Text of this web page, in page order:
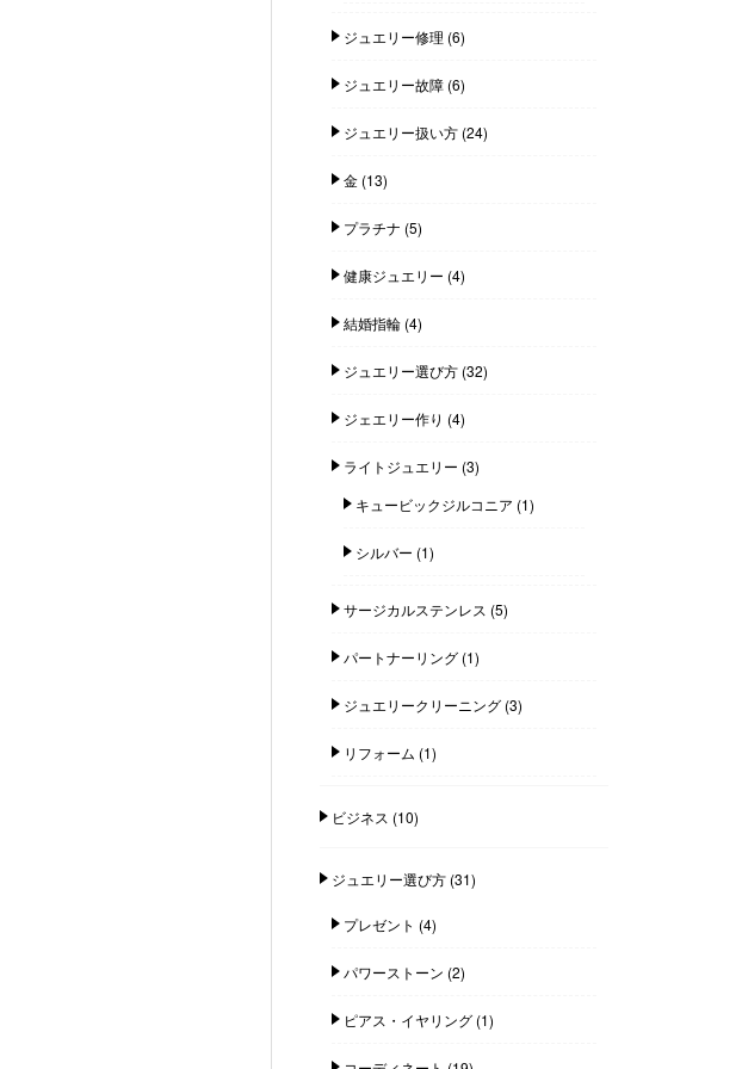
ジュエリー修理 (6)
ジュエリー故障(6)
ジュエリー扱い方(24)
金(13)
プラチナ (5)
健康ジュエリー (4)
結婚指輪(4)
ジュエリー選び方(32)
ジェエリー作り (4)
ライトジュエリー (3)
キュービックジルコニア (1)
シルバー (1)
サージカルステンレス (5)
パートナーリング(1)
ジュエリークリーニング(3)
リフォーム (1)
ビジネス (10)
ジュエリー選び方(31)
プレゼント (4)
パワーストーン (2)
ピアス・イヤリング(1)